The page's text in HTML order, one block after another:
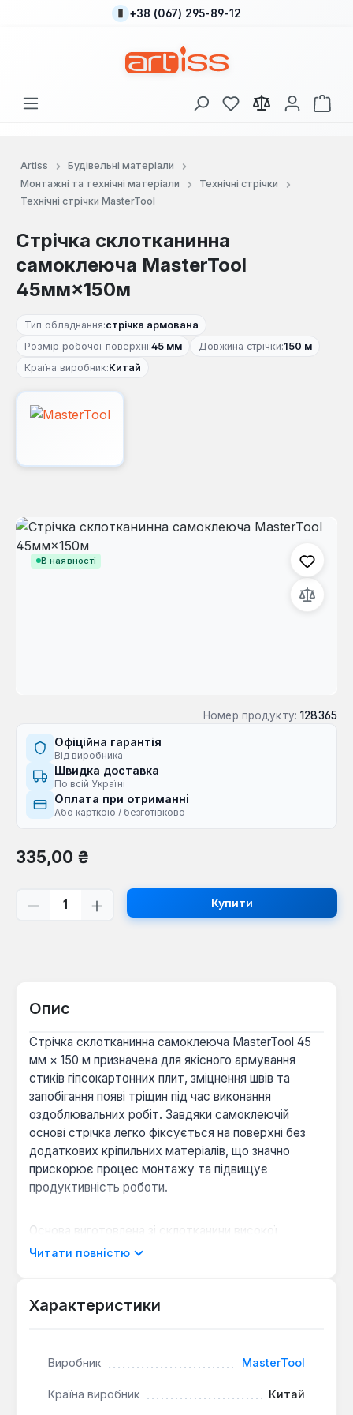
Перейти до основного вмісту
+38 (067) 295-89-12
У вас є 0 у списку
Artiss
Будівельні матеріали
Монтажні та технічні матеріали
Технічні стрічки
Технічні стрічки MasterTool
Стрічка склотканинна
самоклеюча MasterTool
45мм×150м
Тип обладнання:стрічка армована
Розмір робочої поверхні:45 мм Довжина стрічки:150 м
Країна виробник:Китай
В наявності
Пропустити галерею зображень
Номер продукту: 128365
Офіційна гарантія
Від виробника
Швидка доставка
По всій Україні
Оплата при отриманні
Або карткою / безготівково
Звичайна ціна:
335,00 ₴
Кількість товару: Введіть потрібну
Купити
Опис
Стрічка склотканинна самоклеюча MasterTool 45
мм × 150 м призначена для якісного армування
стиків гіпсокартонних плит, зміцнення швів та
запобігання появі тріщин під час виконання
оздоблювальних робіт. Завдяки самоклеючій
основі стрічка легко фіксується на поверхні без
додаткових кріпильних матеріалів, що значно
прискорює процес монтажу та підвищує
продуктивність роботи.
Основа виготовлена зі склотканини високої
міцності, яка не розтягується, не деформується
температур і впливу будівельних сумішей робить
житлових, комерційних та промислових
Читати повністю
Характеристики
Виробник MasterTool
Країна виробник Китай